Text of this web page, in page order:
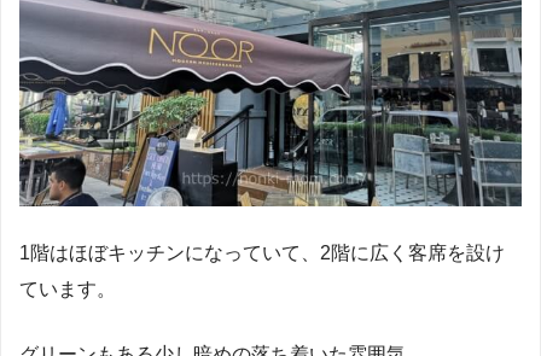
1階はほぼキッチンになっていて、2階に広く客席を設け
ています。